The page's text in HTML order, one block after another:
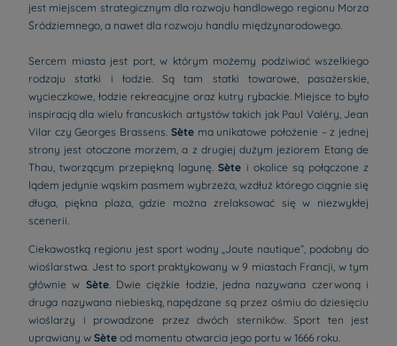
jest miejscem strategicznym dla rozwoju handlowego regionu Morza
Śródziemnego, a nawet dla rozwoju handlu międzynarodowego.
Sercem miasta jest port, w którym możemy podziwiać wszelkiego
rodzaju statki i łodzie. Są tam statki towarowe, pasażerskie,
wycieczkowe, łodzie rekreacyjne oraz kutry rybackie. Miejsce to było
inspiracją dla wielu francuskich artystów takich jak Paul Valéry, Jean
Vilar czy Georges Brassens. Sètema unikatowe położenie – z jednej
strony jest otoczone morzem, a z drugiej dużym jeziorem Etang de
Thau, tworzącym przepiękną lagunę.Sète i okolice są połączone z
lądem jedynie wąskim pasmem wybrzeża, wzdłuż którego ciągnie się
długa, piękna plaża, gdzie można zrelaksować się w niezwykłej
scenerii.
Ciekawostką regionu jest sport wodny „Joute nautique”, podobny do
wioślarstwa. Jest to sport praktykowany w 9 miastach Francji, w tym
głównie w Sète. Dwie ciężkie łodzie, jedna nazywana czerwoną i
druga nazywana niebieską, napędzane są przez ośmiu do dziesięciu
wioślarzy i prowadzone przez dwóch sterników. Sport ten jest
uprawiany w Sète od momentu otwarcia jego portu w 1666 roku.